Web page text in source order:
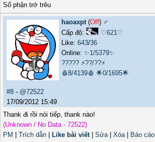
Số phận trớ trêu
haoaxpt(Off) ♂️
Cấp độ:
♡621♡
Like: 643/36
Online: ✨1/5379✨
????? ⚡??/??⚡
🩸8/4139🩸 🌟0/1695🌟
#8 - @72522
17/09/2012 15:49
Thank đi rồi nói tiếp, thank nào!
(Unknown / No Data - 72522)
PM
Trích dẫn Like bài viết| Sửa| Xóa| Báo cáo